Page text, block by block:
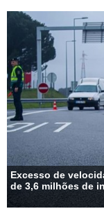
Excesso de
de 3,6 milhões de